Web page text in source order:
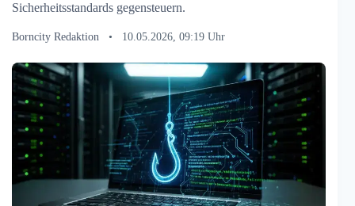
Sicherheitsstandards gegensteuern.
Borncity Redaktion • 10.05.2026, 09:19 Uhr